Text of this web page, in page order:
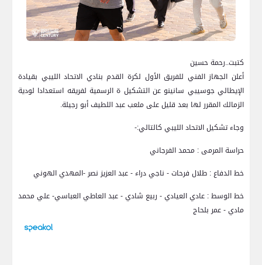
كتبت..رحمة حسين
أعلن الجهاز الفني للفريق الأول لكرة القدم بنادي الاتحاد الليبي بقيادة
الإيطالي جوسيبي سانينو عن التشكيل ة الرسمية لفريقه استعدادا لودية
الزمالك المقرر لها بعد قليل على ملعب عبد اللطيف أبو رجيلة.
وجاء تشكيل الاتحاد الليبي كالتالي:-
حراسة المرمى : محمد الفرجاني
خط الدفاع : طلال فرحات - ناجي دراء - عبد العزيز نصر -المهدي الهوني
خط الوسط : عادي العيادي - ربيع شادي - عبد العاطي العباسي- علي محمد
مادي - عمر بلحاج